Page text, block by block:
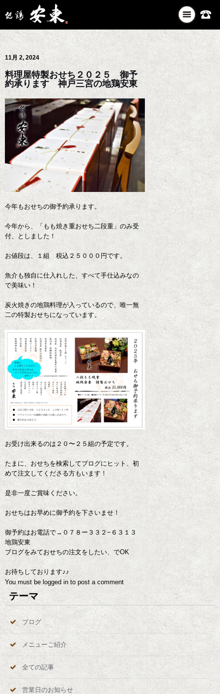
ナ
ビ
ゲ
シ
11月 2, 2024
料理屋特製おせち２０２５ 御予
約承ります 神戸三宮の地鶏安東
今年もおせちの御予約承ります。
今年から、「もも焼き重おせち二段重」のみ受
付、としました！
お値段は、１組 税込２５０００円です。
魚介も独自に仕入れした、すべて手仕込みなの
で美味い！
炭火焼きの地鶏料理が入っているので、唯一無
二の特製おせちになっています。
お受け出来るのは２０〜２５組の予定です。
たまに、おせちを検索してブログにヒット、初
めて注文してくださる方もいます！
是非一度ご賞味ください。
おせちはお早めに御予約を下さいませ！
御予約はお電話で→０７８ー３３２−６３１３
地鶏安東
ブログをみておせちの注文をしたい、でOK
お待ちしております♪♪
You must be logged in to post a comment
テーマ
ブログ
メニューご紹介
全ての記事
営業日のお知らせ